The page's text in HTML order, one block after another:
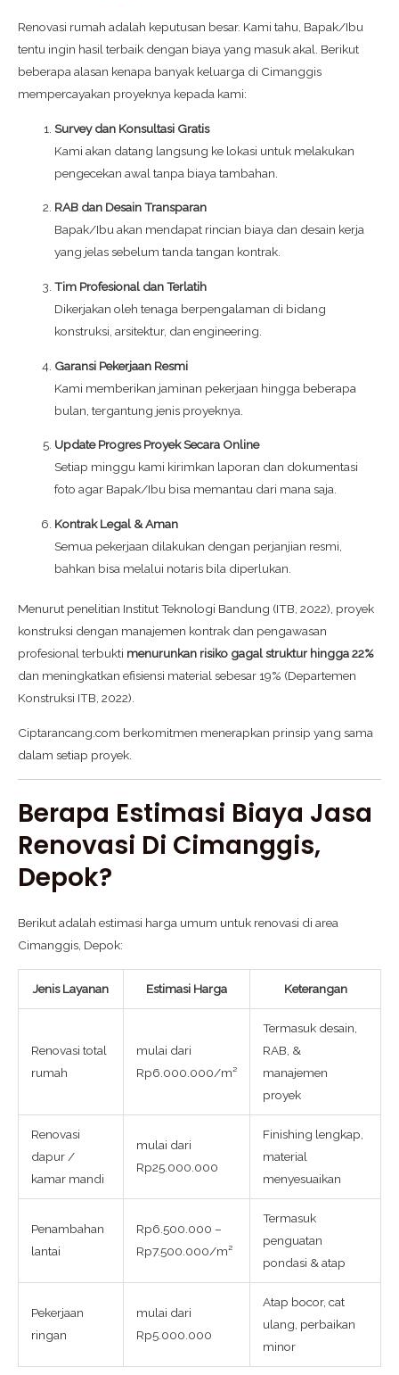
Renovasi rumah adalah keputusan besar. Kami tahu, Bapak/Ibu
tentu ingin hasil terbaik dengan biaya yang masuk akal. Berikut
beberapa alasan kenapa banyak keluarga di Cimanggis
mempercayakan proyeknya kepada kami:
Survey dan Konsultasi Gratis
Kami akan datang langsung ke lokasi untuk melakukan
pengecekan awal tanpa biaya tambahan.
RAB dan Desain Transparan
Bapak/Ibu akan mendapat rincian biaya dan desain kerja
yang jelas sebelum tanda tangan kontrak.
Tim Profesional dan Terlatih
Dikerjakan oleh tenaga berpengalaman di bidang
konstruksi, arsitektur, dan engineering.
Garansi Pekerjaan Resmi
Kami memberikan jaminan pekerjaan hingga beberapa
bulan, tergantung jenis proyeknya.
Update Progres Proyek Secara Online
Setiap minggu kami kirimkan laporan dan dokumentasi
foto agar Bapak/Ibu bisa memantau dari mana saja.
Kontrak Legal & Aman
Semua pekerjaan dilakukan dengan perjanjian resmi,
bahkan bisa melalui notaris bila diperlukan.
Menurut penelitian Institut Teknologi Bandung (ITB, 2022), proyek
konstruksi dengan manajemen kontrak dan pengawasan
profesional terbukti menurunkan risiko gagal struktur hingga 22%
dan meningkatkan efisiensi material sebesar 19% (Departemen
Konstruksi ITB, 2022).
Ciptarancang.com berkomitmen menerapkan prinsip yang sama
dalam setiap proyek.
Berapa Estimasi Biaya Jasa
Renovasi Di Cimanggis,
Depok?
Berikut adalah estimasi harga umum untuk renovasi di area
Cimanggis, Depok:
Jenis Layanan Estimasi Harga Keterangan
Renovasi total
rumah
mulai dari
Rp6.000.000/m²
Termasuk desain,
RAB, &
manajemen
proyek
Renovasi
dapur /
kamar mandi
mulai dari
Rp25.000.000
Finishing lengkap,
material
menyesuaikan
Penambahan
lantai
Rp6.500.000 –
Rp7.500.000/m²
Termasuk
penguatan
pondasi & atap
Pekerjaan
ringan
mulai dari
Rp5.000.000
Atap bocor, cat
ulang, perbaikan
minor